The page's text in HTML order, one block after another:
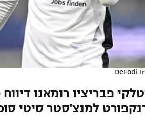
DeFodi
פבריציו רומאנו
למנצ'סטר סיטי